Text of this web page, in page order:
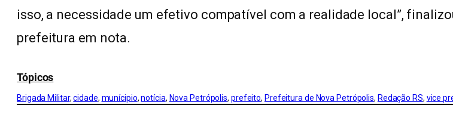
isso, a necessidade um efetivo compatível com a realidade local”,
prefeitura em nota.
Tópicos
Brigada Militar, cidade, munícipio, notícia, Nova Petrópolis, prefeito, Prefeitura de Nova Petrópolis, Redação RS, vice